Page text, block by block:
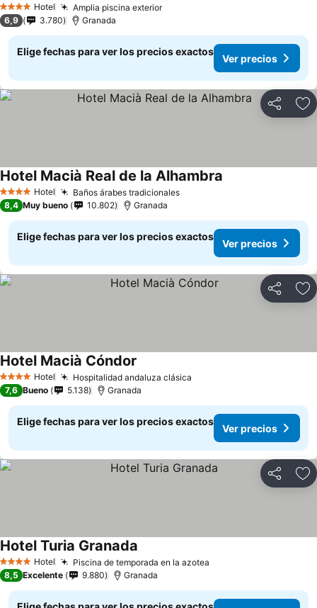
4 EstrellasHotel Amplia piscina exterior
6,9 3.780 Granada
Elige fechas para ver los precios exactos
Ver precios
Compartir
4 EstrellasHotel Baños árabes tradicionales
Hotel Macià Real de la Alhambra
8,4 Muy bueno 10.802 Granada
Elige fechas para ver los precios exactos
Ver precios
Compartir
4 EstrellasHotel Hospitalidad andaluza clásica
Hotel Macià Cóndor
7,6 Bueno 5.138 Granada
Elige fechas para ver los precios exactos
Ver precios
Compartir
4 EstrellasHotel Piscina de temporada en la azotea
Hotel Turia Granada
8,5 Excelente 9.880 Granada